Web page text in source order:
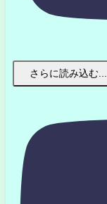
さらに読み込む...